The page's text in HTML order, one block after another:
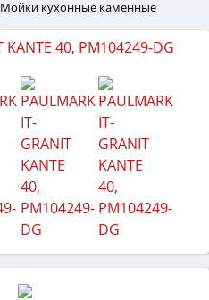
Мойки кухонные каменные